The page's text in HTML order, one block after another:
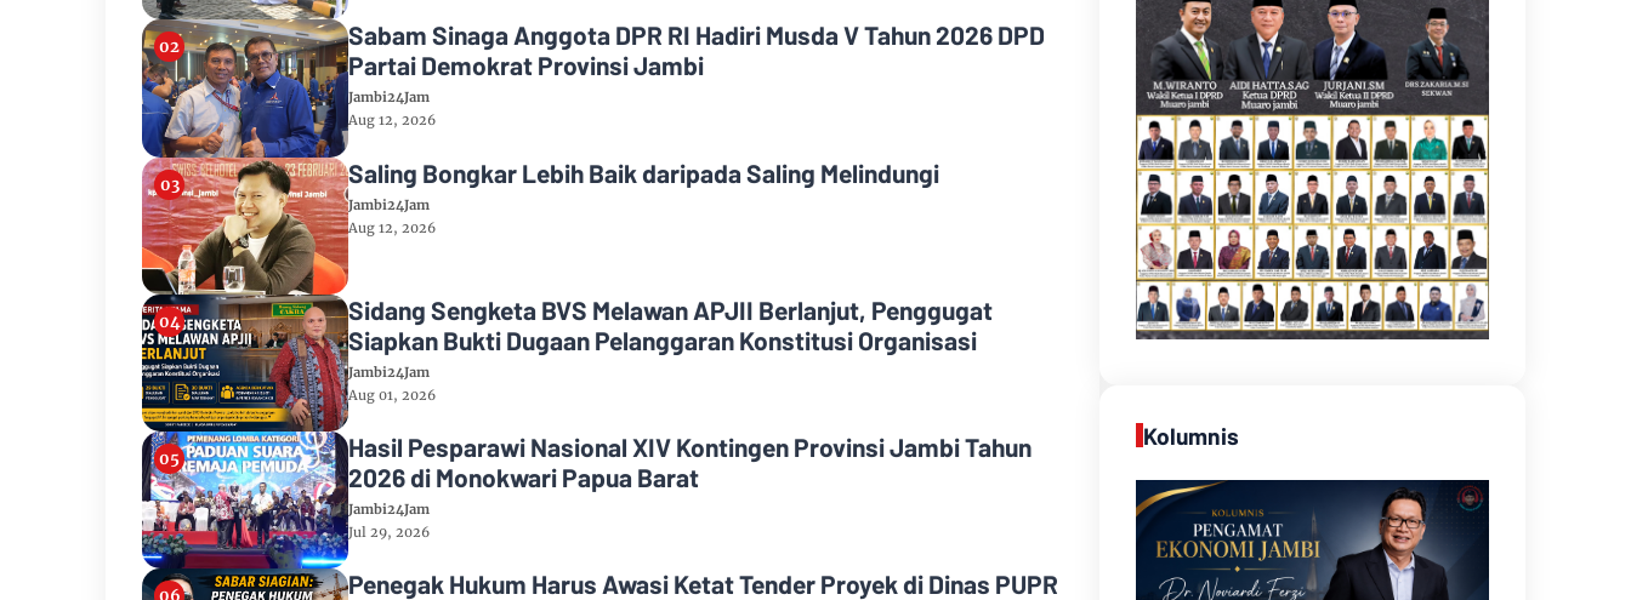
Sabam Sinaga Anggota DPR RI Hadiri Musda V Tahun 2026 DPD
Partai Demokrat Provinsi Jambi
Jambi24Jam
Aug 12, 2026
Saling Bongkar Lebih Baik daripada Saling Melindungi
Jambi24Jam
Aug 12, 2026
Sidang Sengketa BVS Melawan APJII Berlanjut, Penggugat
Siapkan Bukti Dugaan Pelanggaran Konstitusi Organisasi
Jambi24Jam
Aug 01, 2026
Hasil Pesparawi Nasional XIV Kontingen Provinsi Jambi Tahun
2026 di Monokwari Papua Barat
Jambi24Jam
Jul 29, 2026
Penegak Hukum Harus Awasi Ketat Tender Proyek di Dinas PUPR
Kolumnis